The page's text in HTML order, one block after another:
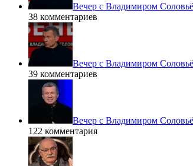
Вечер с Владимиром
38 комментариев
Вечер с Владимиром
39 комментариев
Вечер с Владимиром
122 комментария